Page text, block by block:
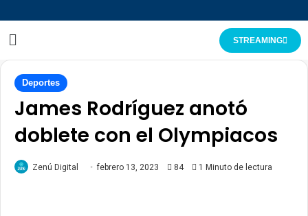
STREAMING
Deportes
James Rodríguez anotó
doblete con el Olympiacos
Zenú Digital febrero 13, 2023 84 1 Minuto de lectura